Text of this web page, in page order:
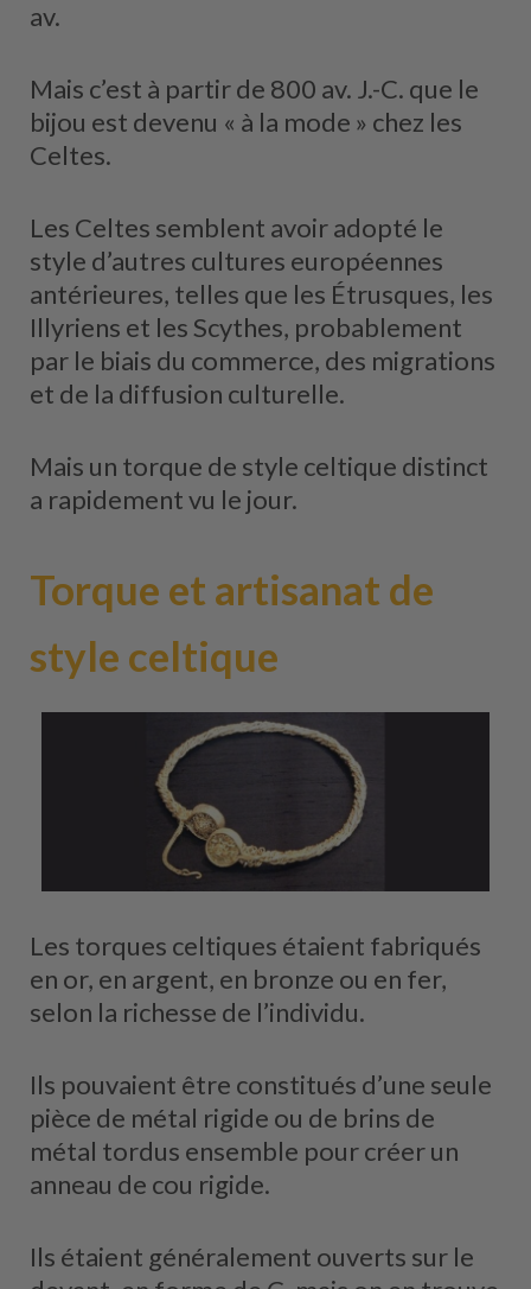
av.
Mais c’est à partir de 800 av. J.-C. que le
bijou est devenu « à la mode » chez les
Celtes.
Les Celtes semblent avoir adopté le
style d’autres cultures européennes
antérieures, telles que les Étrusques, les
Illyriens et les Scythes, probablement
par le biais du commerce, des migrations
et de la diffusion culturelle.
Mais un torque de style celtique distinct
a rapidement vu le jour.
Torque et artisanat de
style celtique
Les torques celtiques étaient fabriqués
en or, en argent, en bronze ou en fer,
selon la richesse de l’individu.
Ils pouvaient être constitués d’une seule
pièce de métal rigide ou de brins de
métal tordus ensemble pour créer un
anneau de cou rigide.
Ils étaient généralement ouverts sur le